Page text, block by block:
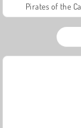
Pirates of the